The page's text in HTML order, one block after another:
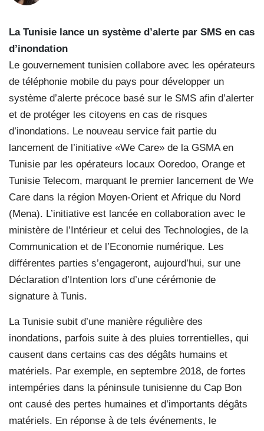
La Tunisie lance un système d’alerte par SMS en cas
d’inondation
Le gouvernement tunisien collabore avec les opérateurs
de téléphonie mobile du pays pour développer un
système d’alerte précoce basé sur le SMS afin d’alerter
et de protéger les citoyens en cas de risques
d’inondations. Le nouveau service fait partie du
lancement de l’initiative «We Care» de la GSMA en
Tunisie par les opérateurs locaux Ooredoo, Orange et
Tunisie Telecom, marquant le premier lancement de We
Care dans la région Moyen-Orient et Afrique du Nord
(Mena). L’initiative est lancée en collaboration avec le
ministère de l’Intérieur et celui des Technologies, de la
Communication et de l’Economie numérique. Les
différentes parties s’engageront, aujourd’hui, sur une
Déclaration d’Intention lors d’une cérémonie de
signature à Tunis.
La Tunisie subit d’une manière régulière des
inondations, parfois suite à des pluies torrentielles, qui
causent dans certains cas des dégâts humains et
matériels. Par exemple, en septembre 2018, de fortes
intempéries dans la péninsule tunisienne du Cap Bon
ont causé des pertes humaines et d’importants dégâts
matériels. En réponse à de tels événements, le